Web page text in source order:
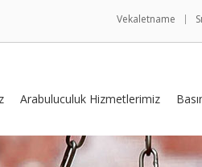
Vekaletname
Arabuluculuk Hizmetlerimiz